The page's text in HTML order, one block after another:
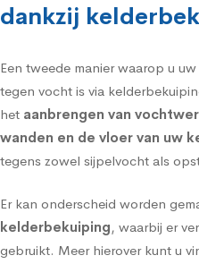
dankzij
Een tweede manier waarop u
tegen vocht is via
het aanbrengen van
wanden en de vloer van uw
tegens zowel sijpelvocht als
Er kan onderscheid worden
kelderbekuiping, waarbij er
gebruikt. Meer hierover kunt u